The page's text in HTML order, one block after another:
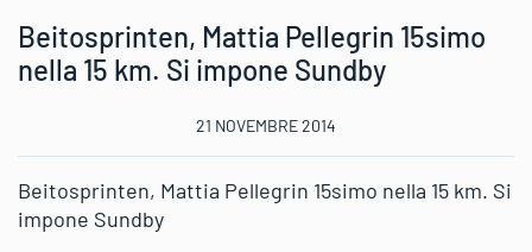
Beitosprinten, Mattia Pellegrin 15simo
nella 15 km. Si impone Sundby
21 NOVEMBRE 2014
Beitosprinten, Mattia Pellegrin 15simo nella 15 km. Si
impone Sundby